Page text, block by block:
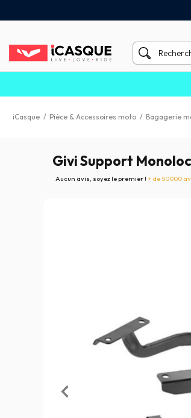
iCasque / Pièce & Accessoires moto / Bagagerie
Givi Support
Aucun avis, soyez le premier ! + de 50000